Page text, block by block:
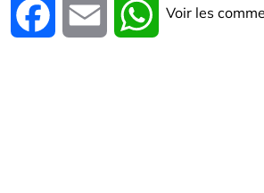
Facebook Email WhatsApp
Voir les